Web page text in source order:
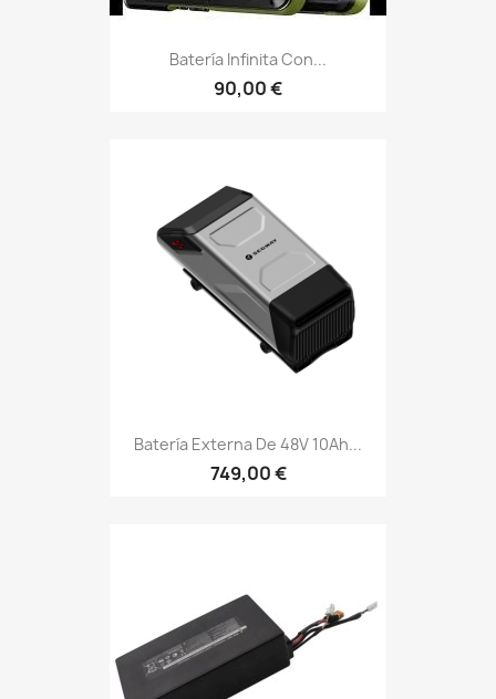
Batería Infinita Con...
90,00 €
Batería Externa De 48V 10Ah...
749,00 €